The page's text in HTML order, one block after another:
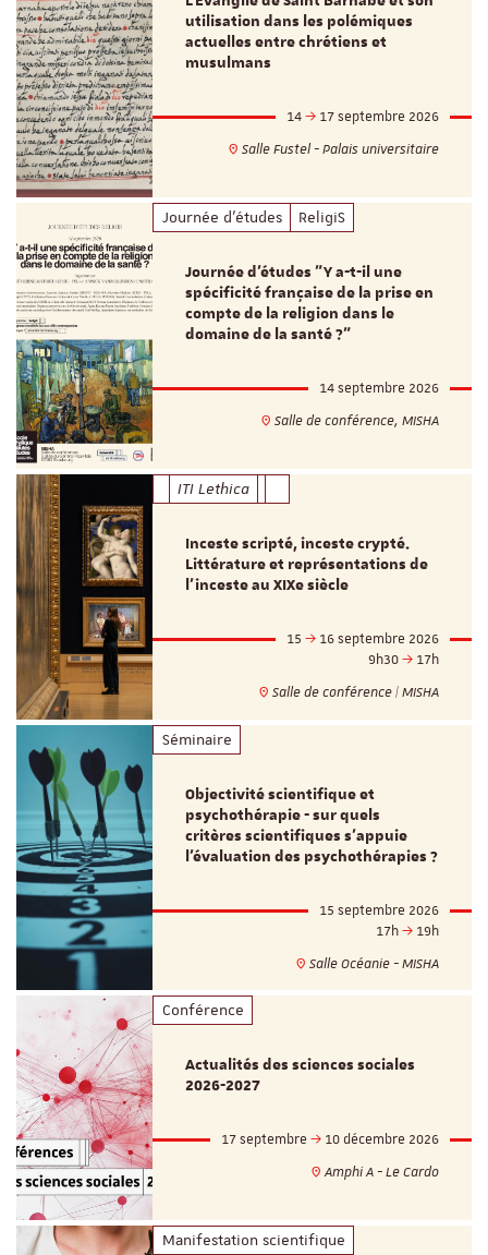
utilisation dans les polémiques
actuelles entre chrétiens et
musulmans
14
17 septembre 2026
Salle Fustel - Palais universitaire
Journée d'études ReligiS
Journée d’études "Y a-t-il une
spécificité française de la prise en
compte de la religion dans le
domaine de la santé ?"
14 septembre 2026
Salle de conférence, MISHA
ITI Lethica
Inceste scripté, inceste crypté.
Littérature et représentations de
l’inceste au XIXe siècle
15
16 septembre 2026
9h30
17h
Salle de conférence | MISHA
Séminaire
Objectivité scientifique et
psychothérapie - sur quels
critères scientifiques s'appuie
l'évaluation des psychothérapies ?
15 septembre 2026
17h
19h
Salle Océanie - MISHA
Conférence
Actualités des sciences sociales
2026-2027
17 septembre
10 décembre 2026
Amphi A - Le Cardo
Manifestation scientifique